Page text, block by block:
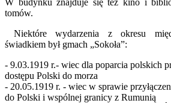
tomów.
Niektóre wydarzenia z okresu
świadkiem był gmach „Sokoła”:
- 9.03.1919 r.- wiec dla poparcia polskich
dostępu Polski do morza
- 20.05.1919 r. - wiec w sprawie
do Polski i wspólnej granicy z Rumunią